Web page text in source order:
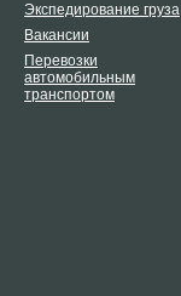
Экспедирование груза
Вакансии
Перевозки
автомобильным
транспортом